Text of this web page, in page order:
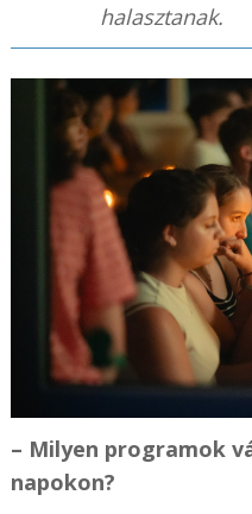
halasztanak.
– Milyen programok
napokon?